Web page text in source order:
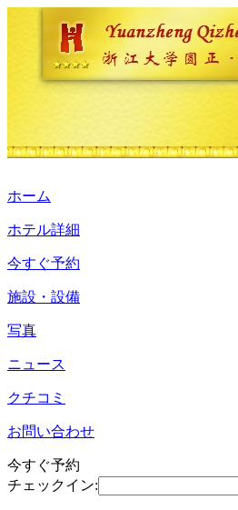
ホーム
ホテル詳細
今すぐ予約
施設・設備
写真
ニュース
クチコミ
お問い合わせ
今すぐ予約
チェックイン: